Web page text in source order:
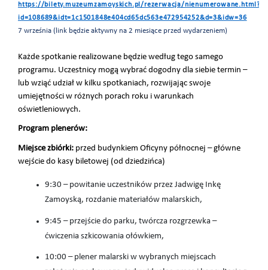
https://bilety.muzeumzamoyskich.pl/rezerwacja/nienumerowane.html?
id=108689&idt=1c1501848e404cd65dc563e472954252&d=3&idw=36
7 września (link będzie aktywny na 2 miesiące przed wydarzeniem)
Każde spotkanie realizowane będzie według tego samego
programu. Uczestnicy mogą wybrać dogodny dla siebie termin –
lub wziąć udział w kilku spotkaniach, rozwijając swoje
umiejętności w różnych porach roku i warunkach
oświetleniowych.
Program plenerów:
Miejsce zbiórki: przed budynkiem Oficyny północnej – główne
wejście do kasy biletowej (od dziedzińca)
9:30 – powitanie uczestników przez Jadwigę Inkę
Zamoyską, rozdanie materiałów malarskich,
9:45 – przejście do parku, twórcza rozgrzewka –
ćwiczenia szkicowania ołówkiem,
10:00 – plener malarski w wybranych miejscach